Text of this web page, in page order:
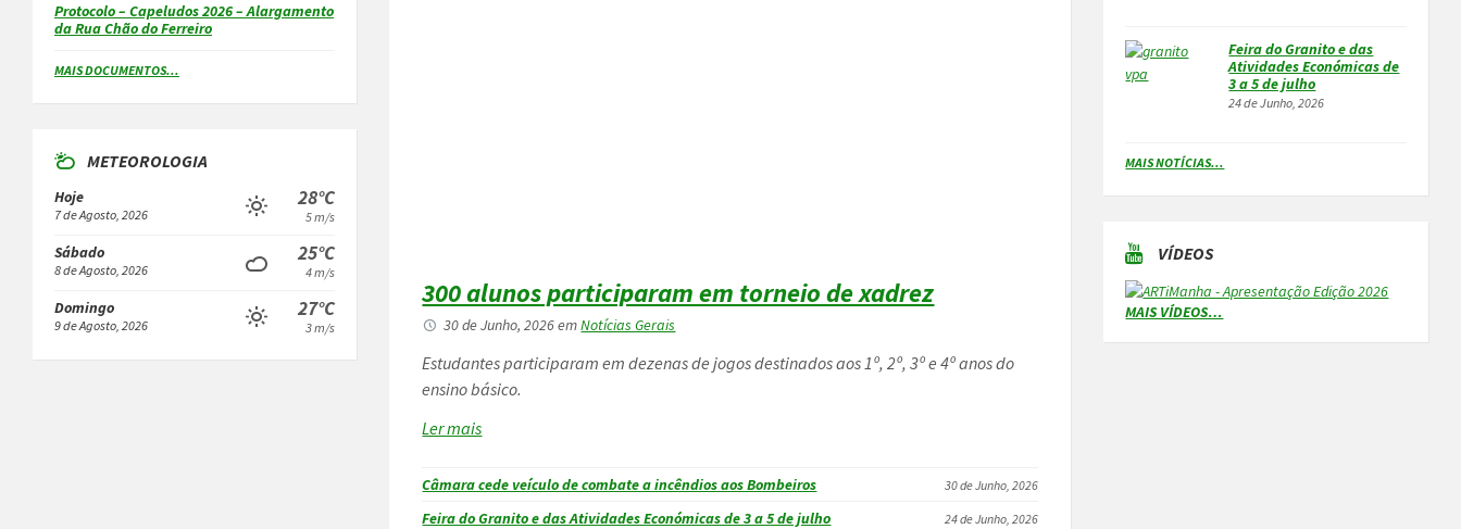
300 alunos participaram em torneio de xadrez
30 de Junho, 2026emNotícias Gerais
Estudantes participaram em dezenas de jogos destinados aos 1º, 2º, 3º e 4º anos do
ensino básico.
Ler mais
Câmara cede veículo de combate a incêndios aos Bombeiros 30 de Junho, 2026
Feira do Granito e das Atividades Económicas de 3 a 5 de julho 24 de Junho, 2026
Protocolo – Capeludos 2026 – Alargamento
da Rua Chão do Ferreiro
MAIS DOCUMENTOS...
METEOROLOGIA
Hoje
7 de Agosto, 2026
28°C
5 m/s
Sábado
8 de Agosto, 2026
25°C
4 m/s
Domingo
9 de Agosto, 2026
27°C
3 m/s
Feira do Granito e das
Atividades Económicas de
3 a 5 de julho
24 de Junho, 2026
MAIS NOTÍCIAS...
VÍDEOS
MAIS VÍDEOS…